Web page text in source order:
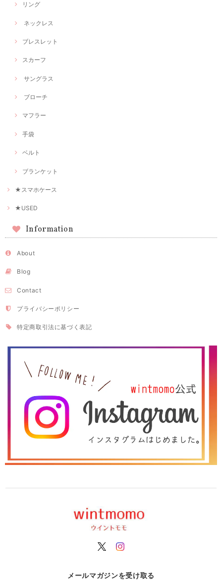
リング
ネックレス
ブレスレット
スカーフ
サングラス
ブローチ
マフラー
手袋
ベルト
ブランケット
★スマホケース
★USED
Information
About
Blog
Contact
プライバシーポリシー
特定商取引法に基づく表記
メールマガジンを受け取る